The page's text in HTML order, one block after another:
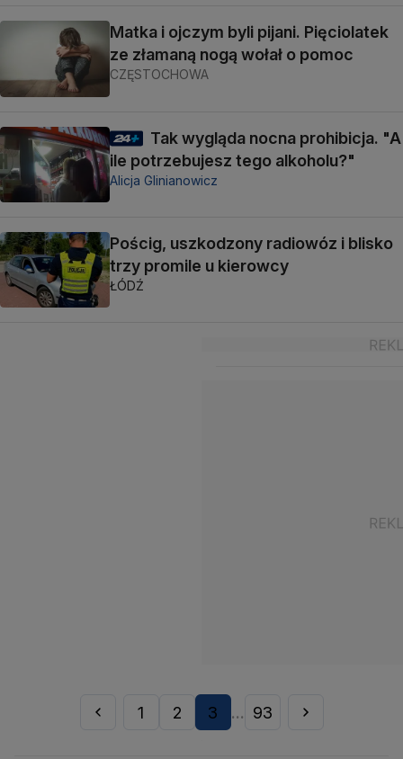
Matka i ojczym byli pijani. Pięciolatek
ze złamaną nogą wołał o pomoc
CZĘSTOCHOWA
Tak wygląda nocna prohibicja. "A
ile potrzebujesz tego alkoholu?"
Alicja Glinianowicz
Pościg, uszkodzony radiowóz i blisko
trzy promile u kierowcy
ŁÓDŹ
1 2 3 ... 93